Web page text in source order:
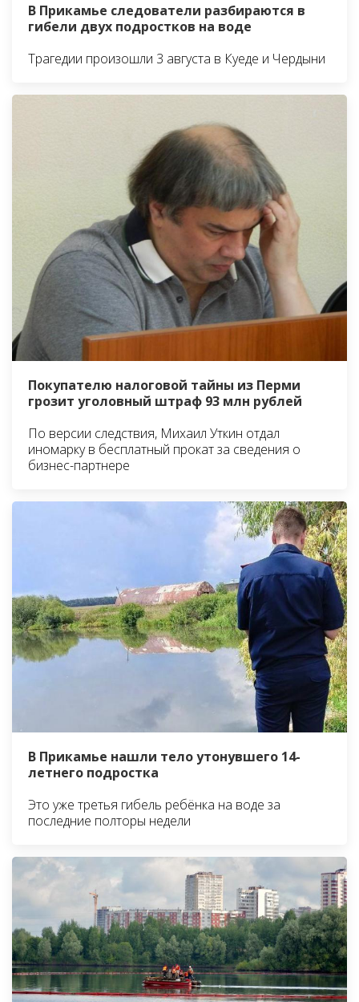
В Прикамье следователи разбираются в
гибели двух подростков на воде
Трагедии произошли 3 августа в Куеде и Чердыни
Покупателю налоговой тайны из Перми
грозит уголовный штраф 93 млн рублей
По версии следствия, Михаил Уткин отдал
иномарку в бесплатный прокат за сведения о
бизнес-партнере
В Прикамье нашли тело утонувшего 14-
летнего подростка
Это уже третья гибель ребёнка на воде за
последние полторы недели